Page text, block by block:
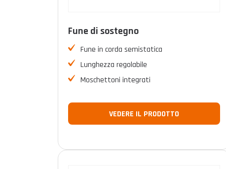
Fune di sostegno
Fune in corda semistatica
Lunghezza regolabile
Moschettoni integrati
VEDERE IL PRODOTTO